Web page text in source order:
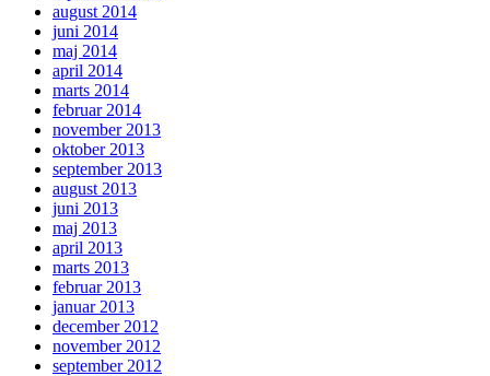
august 2014
juni 2014
maj 2014
april 2014
marts 2014
februar 2014
november 2013
oktober 2013
september 2013
august 2013
juni 2013
maj 2013
april 2013
marts 2013
februar 2013
januar 2013
december 2012
november 2012
september 2012